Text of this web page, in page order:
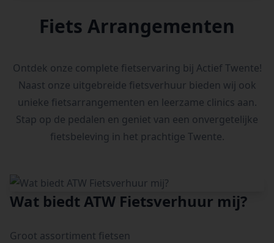
Fiets Arrangementen
Ontdek onze complete fietservaring bij Actief Twente!
Naast onze uitgebreide fietsverhuur bieden wij ook
unieke fietsarrangementen en leerzame clinics aan.
Stap op de pedalen en geniet van een onvergetelijke
fietsbeleving in het prachtige Twente.
Wat biedt ATW Fietsverhuur mij?
Groot assortiment fietsen